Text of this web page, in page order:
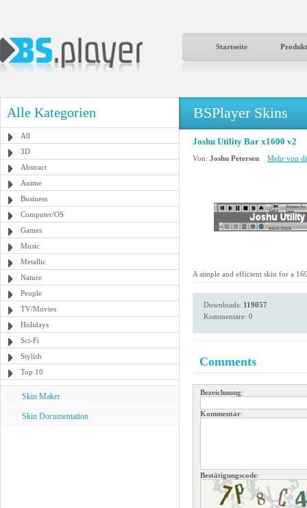
Startseite
Alle Kategorien
All
3D
Abstract
Anime
Business
Computer/OS
Games
Music
Metallic
Nature
People
TV/Movies
Holidays
Sci-Fi
Stylish
Top 10
Skin Maker
Skin Documentation
BSPlayer Skins
Joshu Utility Bar x1600 v2
Von: Joshu Petersen Mehr von
A simple and efficient skin for a
Downloads: 119057
Kommentare: 0
Comments
Bezeichnung:
Kommentar:
Bestätigungscode: